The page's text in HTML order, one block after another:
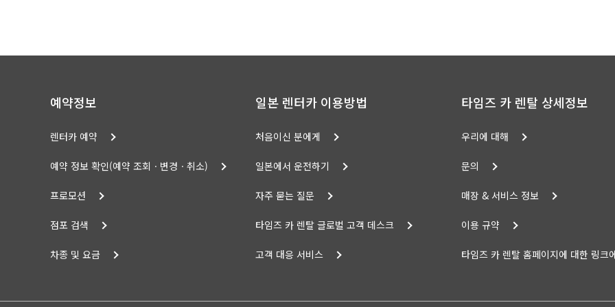
예약정보
렌터카 예약
예약 정보 확인(예약 조회ㆍ변경ㆍ취소)
프로모션
점포 검색
차종 및 요금
일본 렌터카 이용방법
처음이신 분에게
일본에서 운전하기
자주 묻는 질문
타임즈 카 렌탈 글로벌 고객 데스크
고객 대응 서비스
타임즈 카 렌탈 상세정보
우리에 대해
문의
매장 & 서비스 정보
이용 규약
타임즈 카 렌탈 홈페이지에 대한 링크